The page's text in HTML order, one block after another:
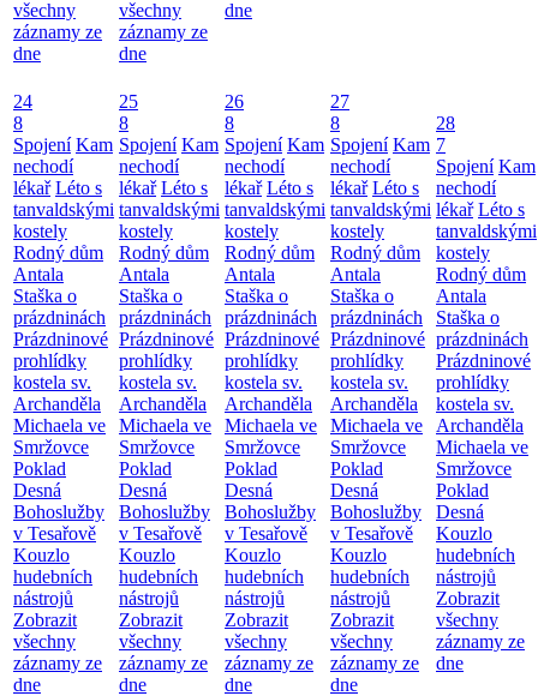
všechny
záznamy ze
dne
všechny
záznamy ze
dne
dne
24
8
Spojení Kam
nechodí
lékař Léto s
tanvaldskými
kostely
Rodný dům
Antala
Staška o
prázdninách
Prázdninové
prohlídky
kostela sv.
Archanděla
Michaela ve
Smržovce
Poklad
Desná
Bohoslužby
v Tesařově
Kouzlo
hudebních
nástrojů
Zobrazit
všechny
záznamy ze
dne
25
8
Spojení Kam
nechodí
lékař Léto s
tanvaldskými
kostely
Rodný dům
Antala
Staška o
prázdninách
Prázdninové
prohlídky
kostela sv.
Archanděla
Michaela ve
Smržovce
Poklad
Desná
Bohoslužby
v Tesařově
Kouzlo
hudebních
nástrojů
Zobrazit
všechny
záznamy ze
dne
26
8
Spojení Kam
nechodí
lékař Léto s
tanvaldskými
kostely
Rodný dům
Antala
Staška o
prázdninách
Prázdninové
prohlídky
kostela sv.
Archanděla
Michaela ve
Smržovce
Poklad
Desná
Bohoslužby
v Tesařově
Kouzlo
hudebních
nástrojů
Zobrazit
všechny
záznamy ze
dne
27
8
Spojení Kam
nechodí
lékař Léto s
tanvaldskými
kostely
Rodný dům
Antala
Staška o
prázdninách
Prázdninové
prohlídky
kostela sv.
Archanděla
Michaela ve
Smržovce
Poklad
Desná
Bohoslužby
v Tesařově
Kouzlo
hudebních
nástrojů
Zobrazit
všechny
záznamy ze
dne
28
7
Spojení Kam
nechodí
lékař Léto s
tanvaldskými
kostely
Rodný dům
Antala
Staška o
prázdninách
Prázdninové
prohlídky
kostela sv.
Archanděla
Michaela ve
Smržovce
Poklad
Desná
Kouzlo
hudebních
nástrojů
Zobrazit
všechny
záznamy ze
dne